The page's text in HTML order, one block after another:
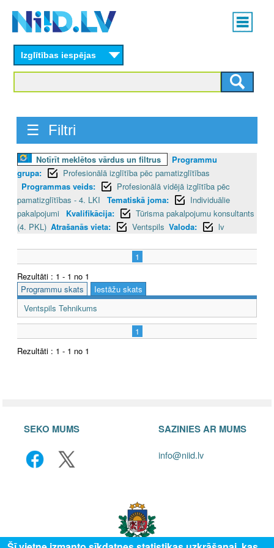
content
Main
menu
Izglītības iespējas
☰ Filtri
Notīrīt meklētos vārdus un filtrus
Programmu
grupa:
Profesionālā izglītība pēc pamatizglītības
Programmas veids:
Profesionālā vidējā izglītība pēc
pamatizglītības - 4. LKI
Tematiskā joma:
Individuālie
pakalpojumi
Kvalifikācija:
Tūrisma pakalpojumu konsultants
(4. PKL) Atrašanās vieta: Ventspils Valoda: lv
1
Rezultāti : 1 - 1 no 1
Programmu skats
Iestāžu skats
Ventspils Tehnikums
1
Rezultāti : 1 - 1 no 1
SEKO MUMS SAZINIES AR MUMS
info@niid.lv